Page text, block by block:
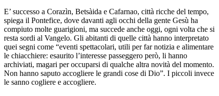
E’ successo a Corazìn, Betsàida e Cafarnao, città ricche del tempo,
spiega il Pontefice, dove davanti agli occhi della gente Gesù ha
compiuto molte guarigioni, ma succede anche oggi, ogni volta che si
resta sordi al Vangelo. Gli abitanti di quelle città hanno interpretato
quei segni come “eventi spettacolari, utili per far notizia e alimentare
le chiacchiere: esaurito l’interesse passeggero però, li hanno
archiviati, magari per occuparsi di qualche altra novità del momento.
Non hanno saputo accogliere le grandi cose di Dio”. I piccoli invece
le sanno cogliere e accogliere.